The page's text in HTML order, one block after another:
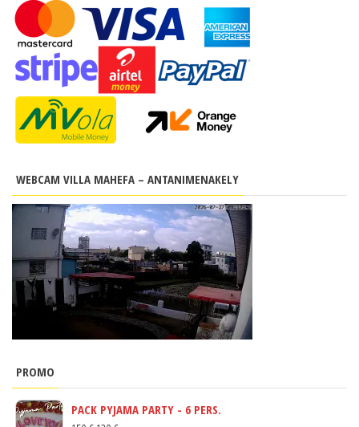
WEBCAM VILLA MAHEFA – ANTANIMENAKELY
PROMO
PACK PYJAMA PARTY - 6 PERS.